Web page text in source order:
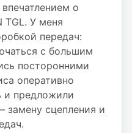
о
TGL. У меня
передач:
с большим
посторонними
оперативно
и предложили
сцепления и